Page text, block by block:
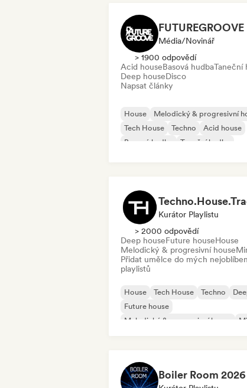
FUTUREGROOVE
Média/novinář
> 1900 odpovědí
Acid houseBasová hudbaTaneční
Deep houseDisco
Napsat články
House
Melodický & progresivní
Tech House
Techno
Acid house
Basová hudba
Taneční hudba
Kurátor Playlistu
> 2000 odpovědí
Deep houseFuture houseHouse
Melodický & progresivní house
Přidat umělce do mých
playlistů
House Tech House Techno
Future house
Melodický & progresivní house